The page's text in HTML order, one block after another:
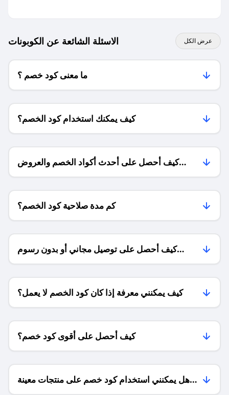
الاسئلة الشائعة عن الكوبونات عرض الكل
ما معنى كود خصم ؟
كيف يمكنك استخدام كود الخصم؟
كيف أحصل على أحدث أكواد الخصم والعروض
للمتاجر؟
كم مدة صلاحية كود الخصم؟
كيف أحصل على توصيل مجاني أو بدون رسوم
الشحن ؟
كيف يمكنني معرفة إذا كان كود الخصم لا يعمل؟
كيف أحصل على أقوى كود خصم؟
هل يمكنني استخدام كود خصم على منتجات معينة
فقط؟